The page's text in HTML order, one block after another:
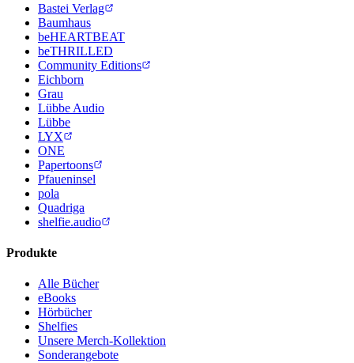
Bastei Verlag
Baumhaus
beHEARTBEAT
beTHRILLED
Community Editions
Eichborn
Grau
Lübbe Audio
Lübbe
LYX
ONE
Papertoons
Pfaueninsel
pola
Quadriga
shelfie.audio
Produkte
Alle Bücher
eBooks
Hörbücher
Shelfies
Unsere Merch-Kollektion
Sonderangebote